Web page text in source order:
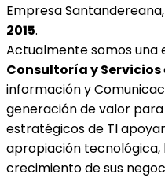
Empresa
2015.
Actualmente somos una
Consultoría y Servicios
información y
generación de valor
estratégicos de TI
apropiación tecnológica,
crecimiento de sus